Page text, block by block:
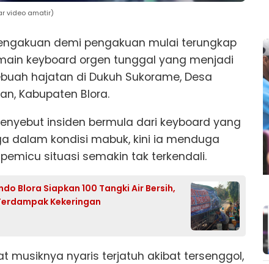
video amatir)
demi pengakuan mulai terungkap
keyboard orgen tunggal yang menjadi
hajatan di Dukuh Sukorame, Desa
Kabupaten Blora.
insiden bermula dari keyboard yang
dalam kondisi mabuk, kini ia menduga
situasi semakin tak terkendali.
Blora Siapkan 100 Tangki Air Bersih,
Kekeringan
musiknya nyaris terjatuh akibat tersenggol,